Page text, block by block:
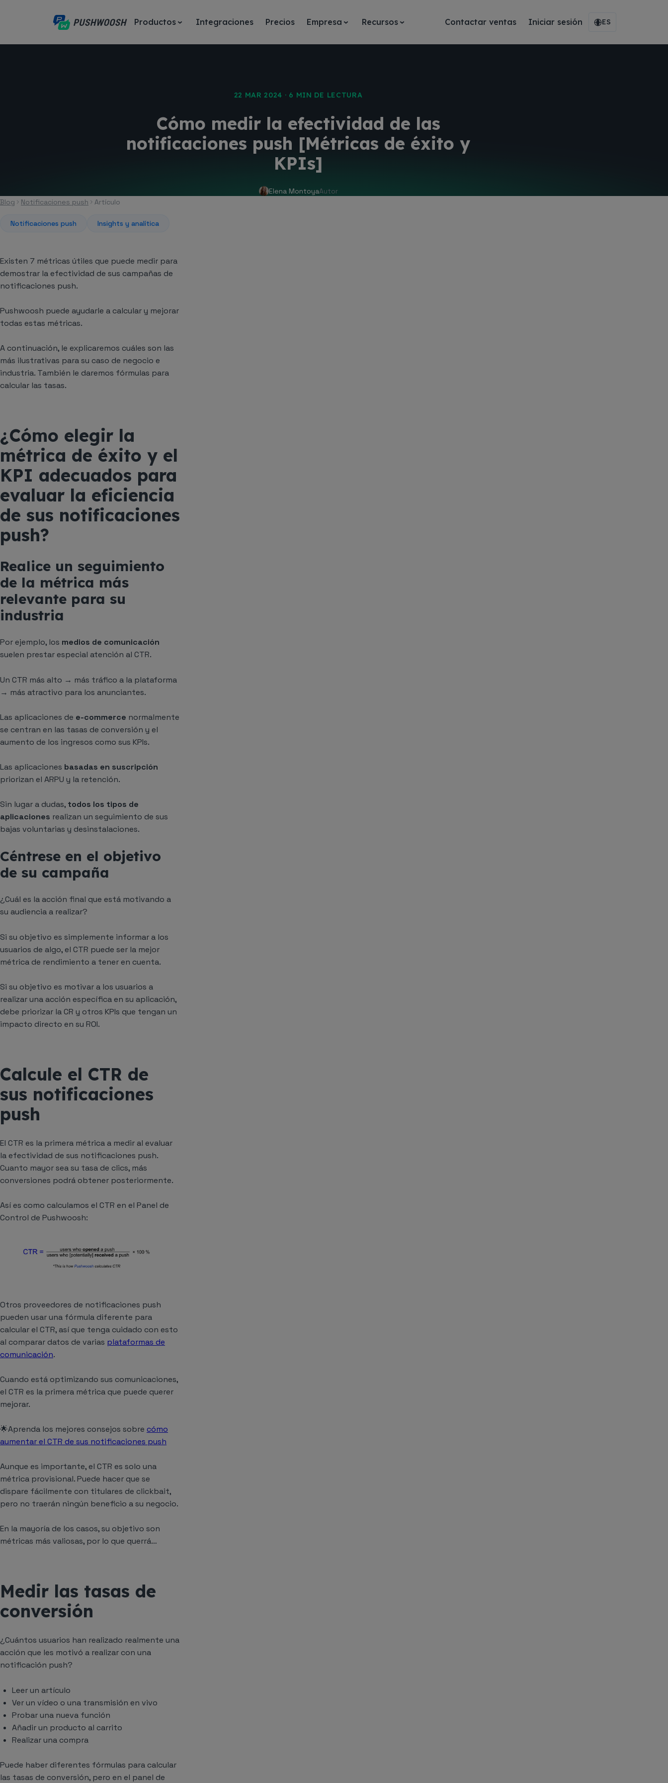
Productos Integraciones Precios Empresa Recursos Contactar ventas Iniciar sesión ES
22 MAR 2024 · 6 MIN DE LECTURA
Cómo medir la efectividad de las
notificaciones push [Métricas de éxito y
KPIs]
Elena MontoyaAutor
Blog
Notificaciones push Artículo
Notificaciones push Insights y analítica
Existen 7 métricas útiles que puede medir para
demostrar la efectividad de sus campañas de
notificaciones push.
Pushwoosh puede ayudarle a calcular y mejorar
todas estas métricas.
A continuación, le explicaremos cuáles son las
más ilustrativas para su caso de negocio e
industria. También le daremos fórmulas para
calcular las tasas.
¿Cómo elegir la
métrica de éxito y el
KPI adecuados para
evaluar la eficiencia
de sus notificaciones
push?
Realice un seguimiento
de la métrica más
relevante para su
industria
Por ejemplo, los medios de comunicación
suelen prestar especial atención al CTR.
Un CTR más alto → más tráfico a la plataforma
→ más atractivo para los anunciantes.
Las aplicaciones de e-commerce normalmente
se centran en las tasas de conversión y el
aumento de los ingresos como sus KPIs.
Las aplicaciones basadas en suscripción
priorizan el ARPU y la retención.
Sin lugar a dudas, todos los tipos de
aplicaciones realizan un seguimiento de sus
bajas voluntarias y desinstalaciones.
Céntrese en el objetivo
de su campaña
¿Cuál es la acción final que está motivando a
su audiencia a realizar?
Si su objetivo es simplemente informar a los
usuarios de algo, el CTR puede ser la mejor
métrica de rendimiento a tener en cuenta.
Si su objetivo es motivar a los usuarios a
realizar una acción específica en su aplicación,
debe priorizar la CR y otros KPIs que tengan un
impacto directo en su ROI.
Calcule el CTR de
sus notificaciones
push
El CTR es la primera métrica a medir al evaluar
la efectividad de sus notificaciones push.
Cuanto mayor sea su tasa de clics, más
conversiones podrá obtener posteriormente.
Así es como calculamos el CTR en el Panel de
Control de Pushwoosh:
Otros proveedores de notificaciones push
pueden usar una fórmula diferente para
calcular el CTR, así que tenga cuidado con esto
al comparar datos de varias plataformas de
comunicación.
Cuando está optimizando sus comunicaciones,
el CTR es la primera métrica que puede querer
mejorar.
🌟Aprenda los mejores consejos sobre cómo
aumentar el CTR de sus notificaciones push
Aunque es importante, el CTR es solo una
métrica provisional. Puede hacer que se
dispare fácilmente con titulares de clickbait,
pero no traerán ningún beneficio a su negocio.
En la mayoría de los casos, su objetivo son
métricas más valiosas, por lo que querrá…
Medir las tasas de
conversión
¿Cuántos usuarios han realizado realmente una
acción que les motivó a realizar con una
notificación push?
Leer un artículo
Ver un vídeo o una transmisión en vivo
Probar una nueva función
Añadir un producto al carrito
Realizar una compra
Puede haber diferentes fórmulas para calcular
las tasas de conversión, pero en el panel de